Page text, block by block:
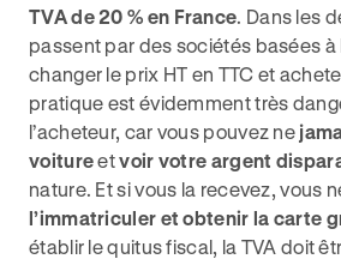
TVA de 20 % en France. Dans les
passent par des sociétés basées à
changer le prix HT en TTC et
pratique est évidemment très
l’acheteur, car vous pouvez ne
voitureetvoir votre argent
nature. Et si vous la recevez, vous
l’immatriculer et obtenir la carte
établir le quitus fiscal, la TVA doit